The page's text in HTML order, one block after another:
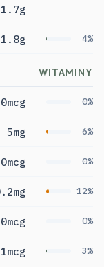
1.7g
1.8g 4%
WITAMINY
0mcg 0%
5mg 6%
0mcg 0%
12%
0mcg 0%
3%